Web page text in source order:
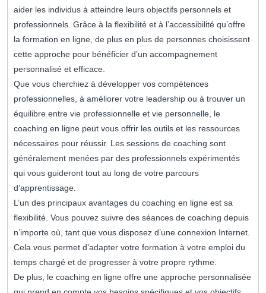
aider les individus à atteindre leurs objectifs personnels et
professionnels. Grâce à la flexibilité et à l’accessibilité qu’offre
la formation en ligne, de plus en plus de personnes choisissent
cette approche pour bénéficier d’un accompagnement
personnalisé et efficace.
Que vous cherchiez à développer vos compétences
professionnelles, à améliorer votre leadership ou à trouver un
équilibre entre vie professionnelle et vie personnelle, le
coaching en ligne peut vous offrir les outils et les ressources
nécessaires pour réussir. Les sessions de coaching sont
généralement menées par des professionnels expérimentés
qui vous guideront tout au long de votre parcours
d’apprentissage.
L’un des principaux avantages du coaching en ligne est sa
flexibilité. Vous pouvez suivre des séances de coaching depuis
n’importe où, tant que vous disposez d’une connexion Internet.
Cela vous permet d’adapter votre formation à votre emploi du
temps chargé et de progresser à votre propre rythme.
De plus, le coaching en ligne offre une approche personnalisée